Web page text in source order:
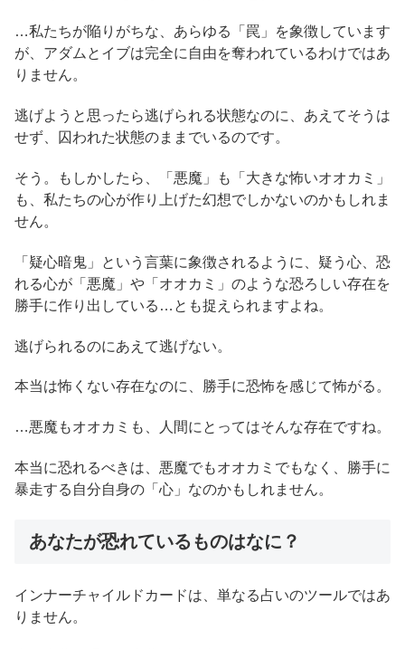
…私たちが陥りがちな、あらゆる「罠」を象徴しています
が、アダムとイブは完全に自由を奪われているわけではあ
りません。
逃げようと思ったら逃げられる状態なのに、あえてそうは
せず、囚われた状態のままでいるのです。
そう。もしかしたら、「悪魔」も「大きな怖いオオカミ」
も、私たちの心が作り上げた幻想でしかないのかもしれま
せん。
「疑心暗鬼」という言葉に象徴されるように、疑う心、恐
れる心が「悪魔」や「オオカミ」のような恐ろしい存在を
勝手に作り出している…とも捉えられますよね。
逃げられるのにあえて逃げない。
本当は怖くない存在なのに、勝手に恐怖を感じて怖がる。
…悪魔もオオカミも、人間にとってはそんな存在ですね。
本当に恐れるべきは、悪魔でもオオカミでもなく、勝手に
暴走する自分自身の「心」なのかもしれません。
あなたが恐れているものはなに？
インナーチャイルドカードは、単なる占いのツールではあ
りません。